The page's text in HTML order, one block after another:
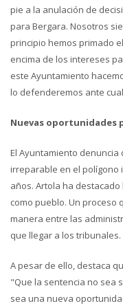
pie a la anulación de
para Bergara. Nosotros
principio hemos primado
encima de los intereses
este Ayuntamiento
lo defenderemos ante
Nuevas oportunidades
El Ayuntamiento
irreparable en el polígono
años. Artola ha
como pueblo. Un proceso
manera entre las
que llegar a los tribunales.
A pesar de ello, destaca
"Que la sentencia no sea
sea una nueva